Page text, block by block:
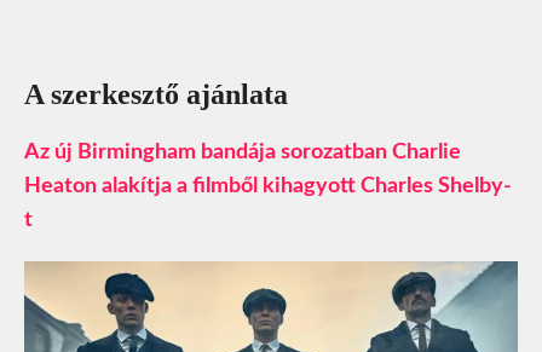
A szerkesztő ajánlata
Az új Birmingham bandája sorozatban Charlie
Heaton alakítja a filmből kihagyott Charles Shelby-
t